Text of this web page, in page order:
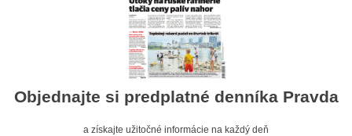
Objednajte si predplatné denníka Pravda
a získajte užitočné informácie na každý deň